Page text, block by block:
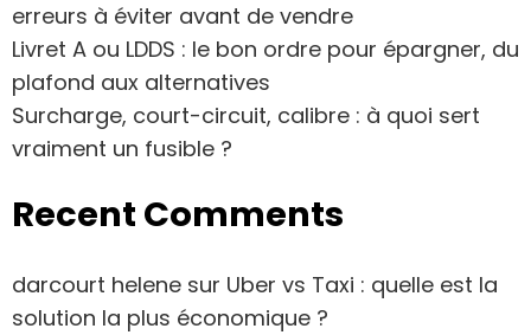
erreurs à éviter avant de vendre
Livret A ou LDDS : le bon ordre pour épargner, du
plafond aux alternatives
Surcharge, court-circuit, calibre : à quoi sert
vraiment un fusible ?
Recent Comments
darcourt helene sur Uber vs Taxi : quelle est la
solution la plus économique ?